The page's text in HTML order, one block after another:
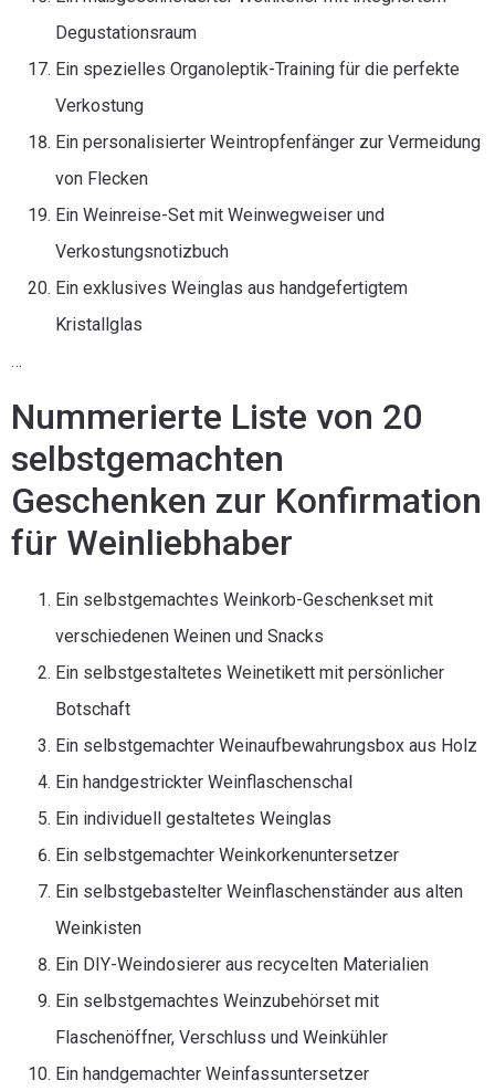
Degustationsraum
Ein spezielles Organoleptik-Training für die perfekte
Verkostung
Ein personalisierter Weintropfenfänger zur Vermeidung
von Flecken
Ein Weinreise-Set mit Weinwegweiser und
Verkostungsnotizbuch
Ein exklusives Weinglas aus handgefertigtem
Kristallglas
…
Nummerierte Liste von 20
selbstgemachten
Geschenken zur Konfirmation
für Weinliebhaber
Ein selbstgemachtes Weinkorb-Geschenkset mit
verschiedenen Weinen und Snacks
Ein selbstgestaltetes Weinetikett mit persönlicher
Botschaft
Ein selbstgemachter Weinaufbewahrungsbox aus Holz
Ein handgestrickter Weinflaschenschal
Ein individuell gestaltetes Weinglas
Ein selbstgemachter Weinkorkenuntersetzer
Ein selbstgebastelter Weinflaschenständer aus alten
Weinkisten
Ein DIY-Weindosierer aus recycelten Materialien
Ein selbstgemachtes Weinzubehörset mit
Flaschenöffner, Verschluss und Weinkühler
Ein handgemachter Weinfassuntersetzer